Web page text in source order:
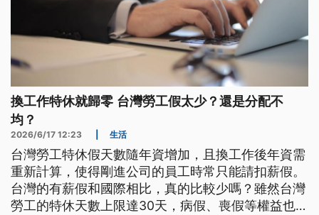
換工作特休就歸零 台灣勞工假太少？還是分配不
均？
2026/6/17 12:23 生活
台灣勞工特休假天數隨年資增加，且換工作後年資需
重新計算，使得剛進公司的員工時常只能請扣薪假。
台灣的有薪假和國際相比，真的比較少嗎？雖然台灣
勞工的特休天數上限達30天，病假、喪假等權益也優